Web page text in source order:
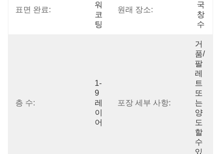
표면 완료:
워
코
팅
원래 장소:
국
창
수
층 수:
1-
9
레
이
어
포장 세부 사항:
거
품/
팔
레
트
또
는
양
도
할
수
있